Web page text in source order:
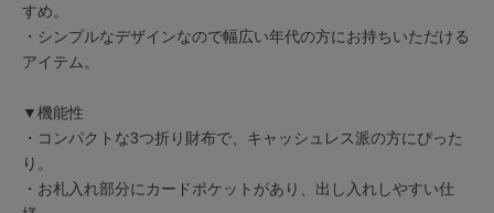
すめ。
・シンプルなデザインなので幅広い年代の方にお持ちいただける
アイテム。
▼機能性
・コンパクトな3つ折り財布で、キャッシュレス派の方にぴった
り。
・お札入れ部分にカードポケットがあり、出し入れしやすい仕